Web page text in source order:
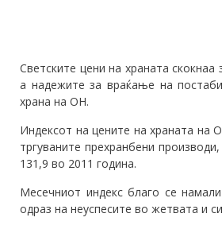
Светските цени на храната
а надежите за враќање на
храна на ОН.
Индексот на цените на храната на
тргуваните прехранбени
131,9 во 2011 година.
Месечниот индекс благо се
одраз на неуспесите во жетвата и